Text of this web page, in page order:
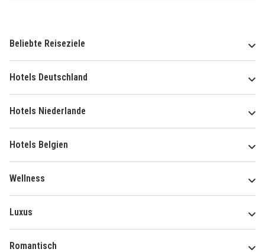
Beliebte Reiseziele
Hotels Deutschland
Hotels Niederlande
Hotels Belgien
Wellness
Luxus
Romantisch